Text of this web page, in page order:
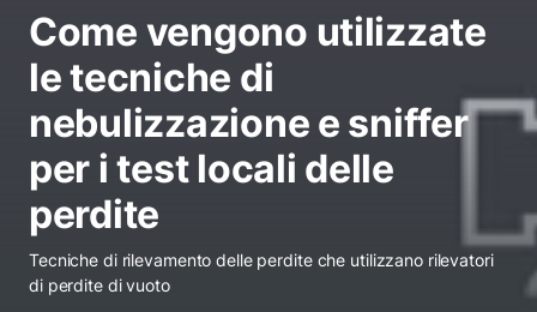
Come vengono utilizzate
le tecniche di
nebulizzazione e sniffer
per i test locali delle
perdite
Tecniche di rilevamento delle perdite che utilizzano rilevatori
di perdite di vuoto